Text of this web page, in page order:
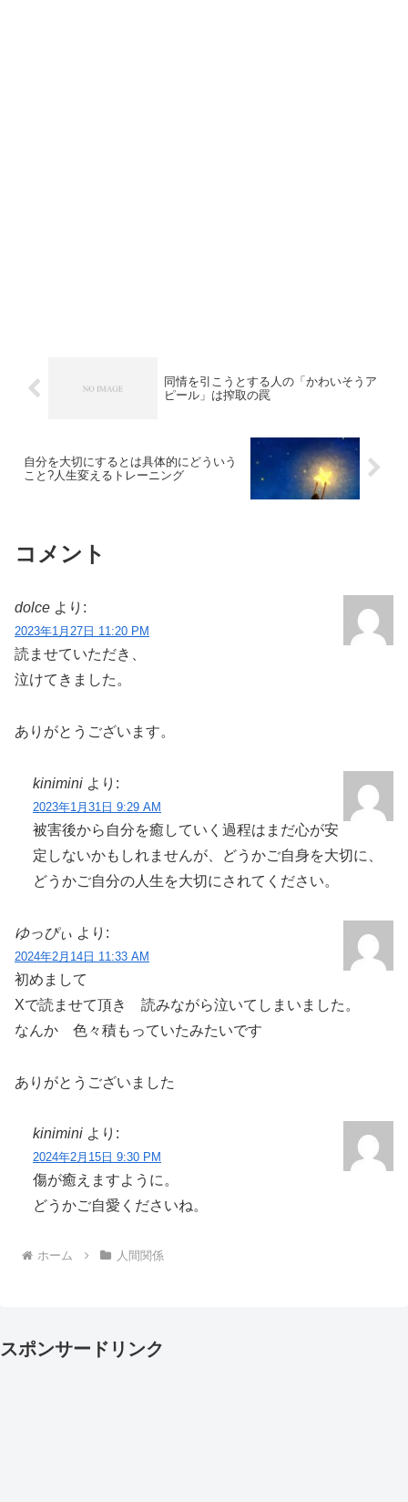
同情を引こうとする人の「かわいそうア
ピール」は搾取の罠
自分を大切にするとは具体的にどういう
こと?人生変えるトレーニング
コメント
dolce より:
2023年1月27日 11:20 PM
読ませていただき、
泣けてきました。
ありがとうございます。
kinimini より:
2023年1月31日 9:29 AM
被害後から自分を癒していく過程はまだ心が安
定しないかもしれませんが、どうかご自身を大切に、
どうかご自分の人生を大切にされてください。
ゆっぴぃ より:
2024年2月14日 11:33 AM
初めまして
Xで読ませて頂き 読みながら泣いてしまいました。
なんか 色々積もっていたみたいです
ありがとうございました
kinimini より:
2024年2月15日 9:30 PM
傷が癒えますように。
どうかご自愛くださいね。
ホーム 人間関係
スポンサードリンク